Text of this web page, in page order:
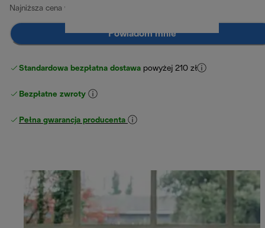
Najniższa cena w ciągu ostatnich 30 dni
Powiadom mnie
Standardowa bezpłatna dostawa powyżej 210 zł
Bezpłatne zwroty
Pełna gwarancja producenta